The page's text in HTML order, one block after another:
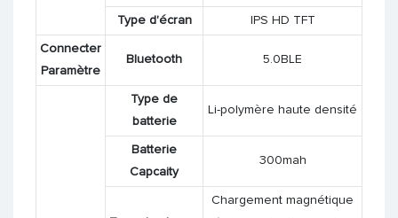
Type d'écran IPS HD TFT
Connecter
Paramètre
Bluetooth 5.0BLE
Type de
batterie
Li-polymère haute densité
Batterie
Capcaity
300mah
Chargement magnétique